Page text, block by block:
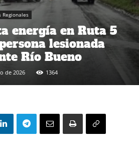
Regionales
energía en Ruta 5
lesionada
Río Bueno
de 2026 1364